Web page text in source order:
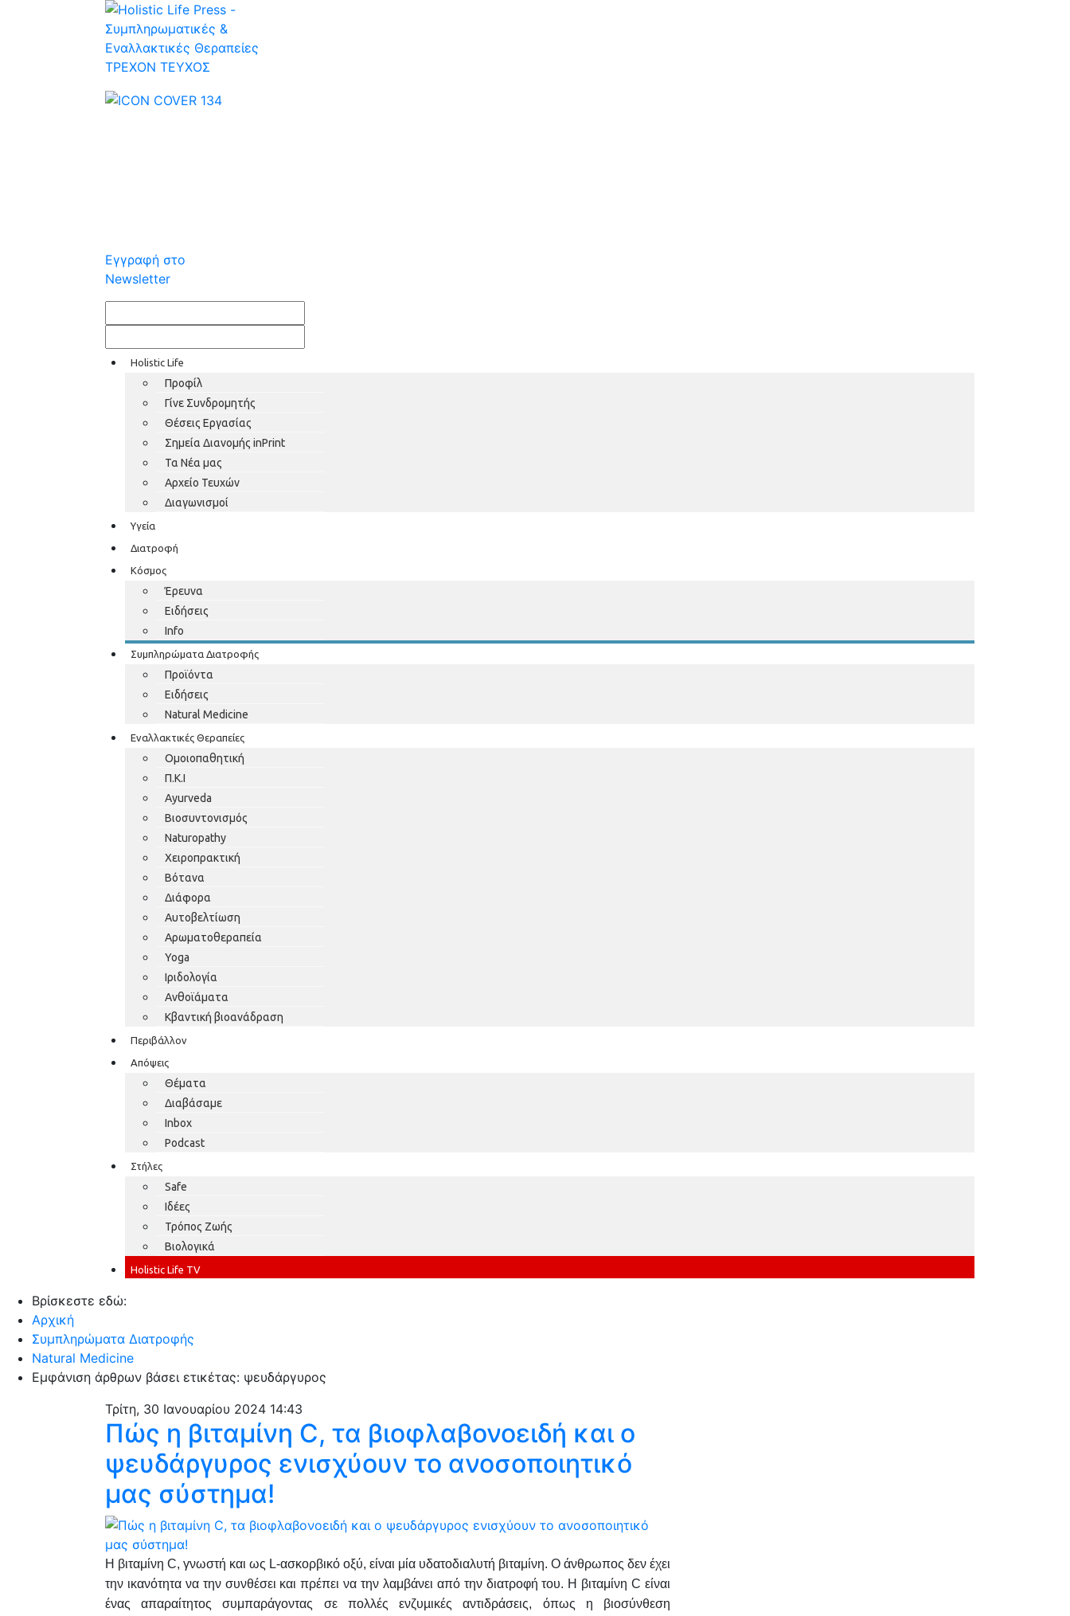
ΤΡΕΧOΝ ΤΕΥΧΟΣ
Εγγραφή στο
Newsletter
Holistic Life
Προφίλ
Γίνε Συνδρομητής
Θέσεις Εργασίας
Σημεία Διανομής inPrint
Τα Νέα μας
Αρχείο Τευχών
Διαγωνισμοί
Υγεία
Διατροφή
Κόσμος
Έρευνα
Ειδήσεις
Info
Συμπληρώματα Διατροφής
Προϊόντα
Ειδήσεις
Natural Medicine
Εναλλακτικές Θεραπείες
Ομοιοπαθητική
Π.Κ.Ι
Ayurveda
Βιοσυντονισμός
Naturopathy
Χειροπρακτική
Βότανα
Διάφορα
Αυτοβελτίωση
Αρωματοθεραπεία
Yoga
Ιριδολογία
Ανθοϊάματα
Κβαντική βιοανάδραση
Περιβάλλον
Απόψεις
Θέματα
Διαβάσαμε
Inbox
Podcast
Στήλες
Safe
Ιδέες
Τρόπος Ζωής
Βιολογικά
Holistic Life TV
Βρίσκεστε εδώ:
Αρχική
Συμπληρώματα Διατροφής
Natural Medicine
Εμφάνιση άρθρων βάσει ετικέτας: ψευδάργυρος
Τρίτη, 30 Ιανουαρίου 2024 14:43
Πώς η βιταμίνη C, τα βιοφλαβονοειδή και ο
ψευδάργυρος ενισχύουν το ανοσοποιητικό
μας σύστημα!
Η βιταμίνη C, γνωστή και ως L-ασκορβικό οξύ, είναι μία υδατοδιαλυτή βιταμίνη. Ο άνθρωπος δεν έχει
την ικανότητα να την συνθέσει και πρέπει να την λαμβάνει από την διατροφή του. Η βιταμίνη C είναι
ένας απαραίτητος συμπαράγοντας σε πολλές ενζυµικές αντιδράσεις, όπως η βιοσύνθεση